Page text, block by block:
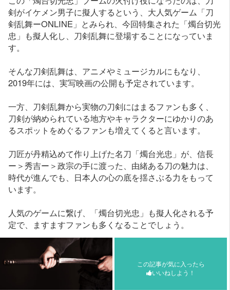
剣がイケメン男子に擬人するという、大人気ゲーム「刀
剣乱舞ーONLINE」とみられ、今回特集された「燭台切光
忠」も擬人化し、刀剣乱舞に登場することになっていま
す。
そんな刀剣乱舞は、アニメやミュージカルにもなり、
2019年には、実写映画の公開も予定されています。
一方、刀剣乱舞から実物の刀剣にはまるファンも多く、
刀剣が納められている地方やキャラクターにゆかりのあ
るスポットをめぐるファンも増えてくると言います。
刀匠が丹精込めて作り上げた名刀「燭台光忠」が、信長
ー＞秀吉ー＞政宗の手に渡った、由緒ある刀の魅力は、
時代が進んでも、日本人の心の底を揺さぶる力をもって
います。
人気のゲームに繋げ、「燭台切光忠」も擬人化される予
定で、ますますファンも多くなることでしょう。
この記事が気に入ったら
いいねしよう！